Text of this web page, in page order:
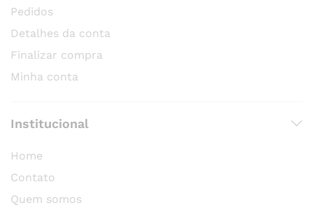
Pedidos
Detalhes da conta
Finalizar compra
Minha conta
Institucional
Home
Contato
Quem somos